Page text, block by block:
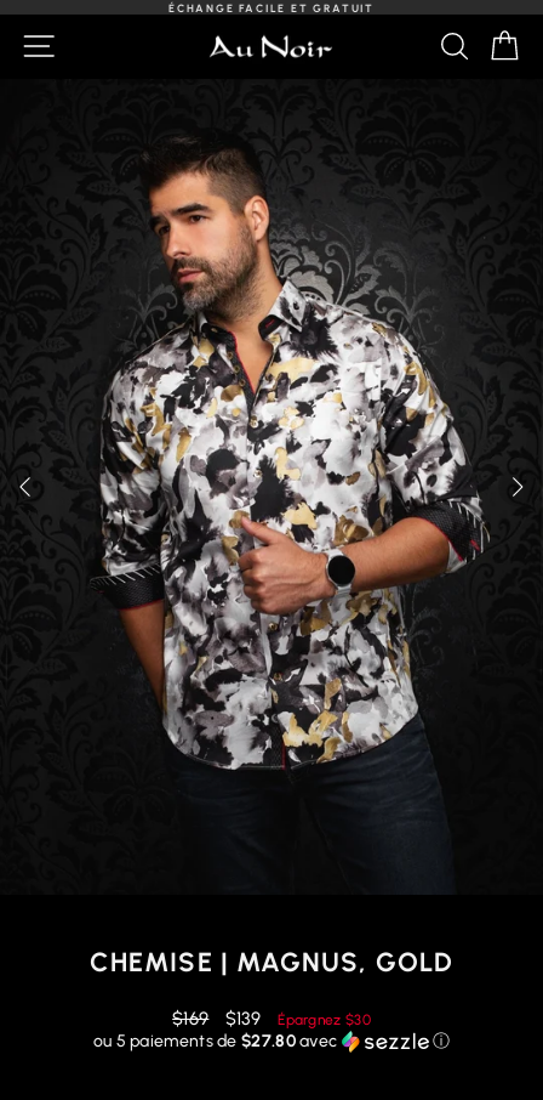
contenu
Pause
ÉCHANGE FACILE ET GRATUIT
CHEMISE | MAGNUS, GOLD
Prix
régulier
$169
Prix
réduit
$139 Épargnez $30
ou 5 paiements de$27.80avec ⓘ